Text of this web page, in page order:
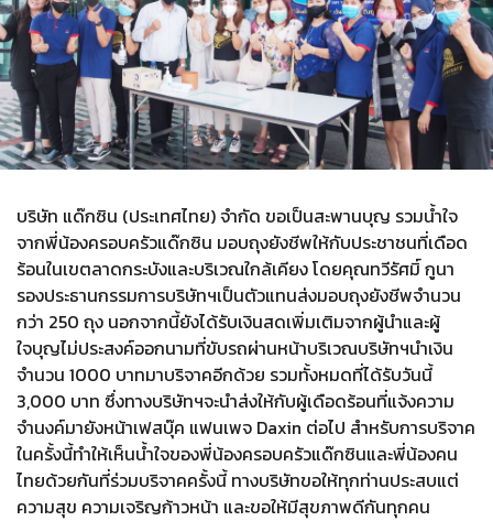
บริษัท แด๊กซิน (ประเทศไทย) จำกัด ขอเป็นสะพานบุญ รวมน้ำใจ
จากพี่น้องครอบครัวแด๊กซิน มอบถุงยังชีพให้กับประชาชนที่เดือด
ร้อนในเขตลาดกระบังและบริเวณใกล้เคียง โดยคุณทวีรัศมิ์ กูนา
รองประธานกรรมการบริษัทฯเป็นตัวแทนส่งมอบถุงยังชีพจำนวน
กว่า 250 ถุง นอกจากนี้ยังได้รับเงินสดเพิ่มเติมจากผู้นำและผู้
ใจบุญไม่ประสงค์ออกนามที่ขับรถผ่านหน้าบริเวณบริษัทฯนำเงิน
จำนวน 1000 บาทมาบริจาคอีกด้วย รวมทั้งหมดที่ได้รับวันนี้
3,000 บาท ซึ่งทางบริษัทฯจะนำส่งให้กับผู้เดือดร้อนที่แจ้งความ
จำนงค์มายังหน้าเฟสบุ๊ค แฟนเพจ Daxin ต่อไป สำหรับการบริจาค
ในครั้งนี้ทำให้เห็นน้ำใจของพี่น้องครอบครัวแด๊กซินและพี่น้องคน
ไทยด้วยกันที่ร่วมบริจาคครั้งนี้ ทางบริษัทขอให้ทุกท่านประสบแต่
ความสุข ความเจริญก้าวหน้า และขอให้มีสุขภาพดีกันทุกคน